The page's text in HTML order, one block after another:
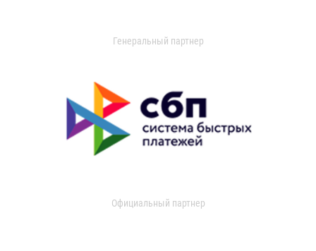
Генеральный партнер
Официальный партнер